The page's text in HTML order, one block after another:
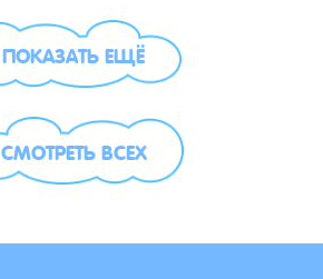
ПОКАЗАТЬ ЕЩЁ
СМОТРЕТЬ ВСЕХ